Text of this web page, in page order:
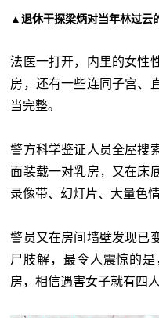
▲退休干探梁炳对当年林过云
法医一打开，内里的女性
房，还有一些连同子宫、
当完整。
警方科学鉴证人员全屋搜
面装载一对乳房，又在床
录像带、幻灯片、大量色
警员又在房间墙壁发现已
尸肢解，最令人震惊的
房，相信遇害女子就有四人